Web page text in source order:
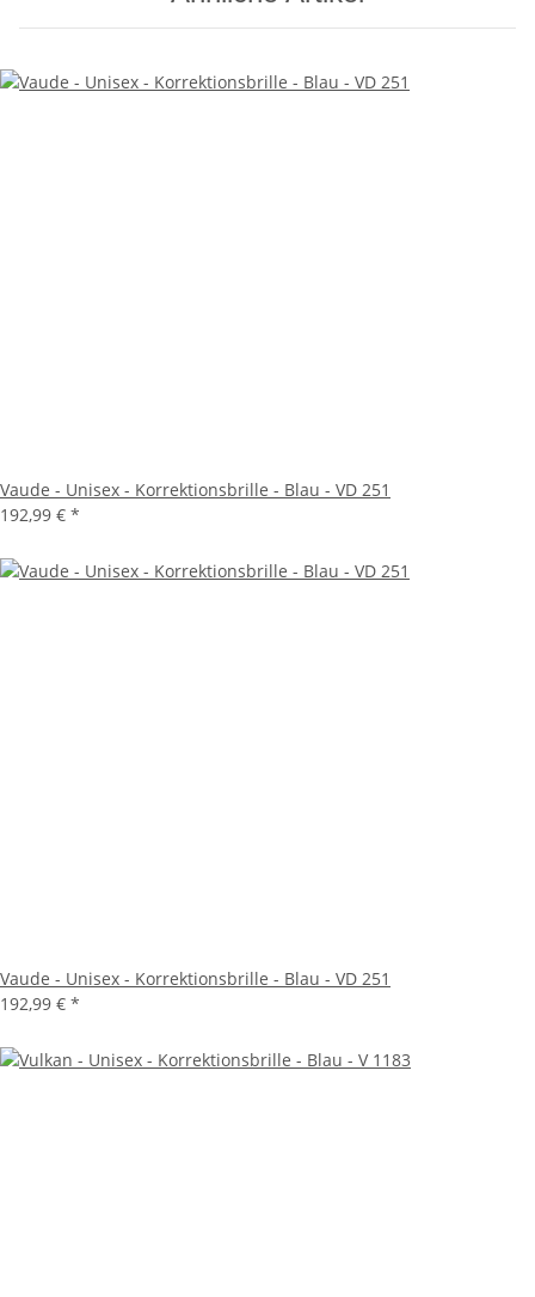
Vaude - Unisex - Korrektionsbrille - Blau - VD 251
192,99 € *
Vaude - Unisex - Korrektionsbrille - Blau - VD 251
192,99 € *